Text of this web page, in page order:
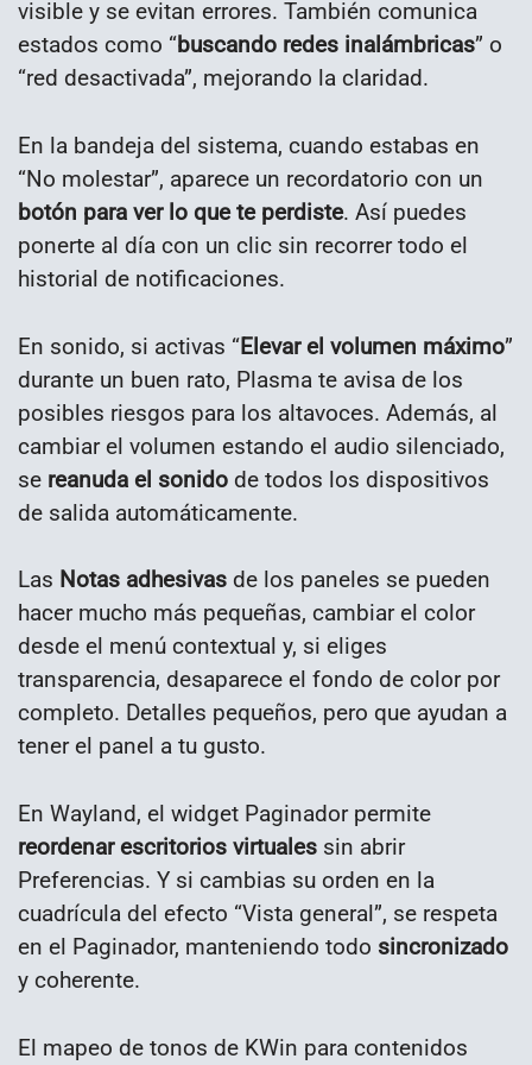
visible y se evitan errores. También comunica
estados como “buscando redes inalámbricas” o
“red desactivada”, mejorando la claridad.
En la bandeja del sistema, cuando estabas en
“No molestar”, aparece un recordatorio con un
botón para ver lo que te perdiste. Así puedes
ponerte al día con un clic sin recorrer todo el
historial de notificaciones.
En sonido, si activas “Elevar el volumen máximo”
durante un buen rato, Plasma te avisa de los
posibles riesgos para los altavoces. Además, al
cambiar el volumen estando el audio silenciado,
se reanuda el sonido de todos los dispositivos
de salida automáticamente.
Las Notas adhesivas de los paneles se pueden
hacer mucho más pequeñas, cambiar el color
desde el menú contextual y, si eliges
transparencia, desaparece el fondo de color por
completo. Detalles pequeños, pero que ayudan a
tener el panel a tu gusto.
En Wayland, el widget Paginador permite
reordenar escritorios virtuales sin abrir
Preferencias. Y si cambias su orden en la
cuadrícula del efecto “Vista general”, se respeta
en el Paginador, manteniendo todo sincronizado
y coherente.
El mapeo de tonos de KWin para contenidos